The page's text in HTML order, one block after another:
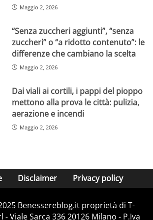
Maggio 2, 2026
“Senza zuccheri aggiunti”, “senza
zuccheri” o “a ridotto contenuto”: le
differenze che cambiano la scelta
Maggio 2, 2026
Dai viali ai cortili, i pappi del pioppo
mettono alla prova le città: pulizia,
aerazione e incendi
Maggio 2, 2026
Disclaimer Privacy policy
Benessereblog.it proprietà di T-
- Viale Sarca 336 20126 Milano - P.Iva